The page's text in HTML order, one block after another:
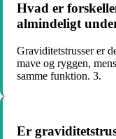
Hvad er
almindeligt
Graviditetstrusser er
mave og ryggen,
samme funktion. 3.
Er